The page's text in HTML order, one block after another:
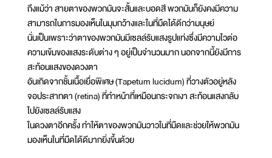
ถึงแม้ว่า สายตาของพวกมันจะสั้นและบอดสี พวกมันก็ยังคงมีความ
สามารถในการมองเห็นในมุมกว้างและในที่มืดได้ดีกว่ามนุษย์
นั่นเป็นเพราะว่าตาของพวกมันมีเซลล์รับแสงรูปแท่งซึ่งมีความไวต่อ
ความเข้มของแสงระดับต่าง ๆ อยู่เป็นจำนวนมาก นอกจากนี้ยังมีการ
สะท้อนแสงของดวงตา
อันเกิดจากชั้นเนื้อเยื่อพิเศษ (Tapetum lucidum) ที่วางตัวอยู่หลัง
จอประสาทตา (retina) ที่ทำหน้าที่เหมือนกระจกเงา สะท้อนแสงกลับ
ไปยังเซลล์รับแสง
ในดวงตาอีกครั้ง ทำให้ตาของพวกมันวาวในที่มืดและช่วยให้พวกมัน
มองเห็นในที่มืดได้ดีมากยิ่งขึ้นด้วย